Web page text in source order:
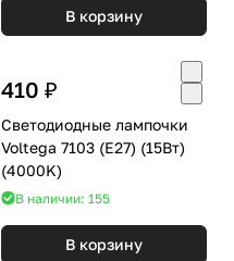
В корзину
410 ₽
Светодиодные лампочки
Voltega 7103 (E27) (15Вт)
(4000K)
В наличии: 155
В корзину